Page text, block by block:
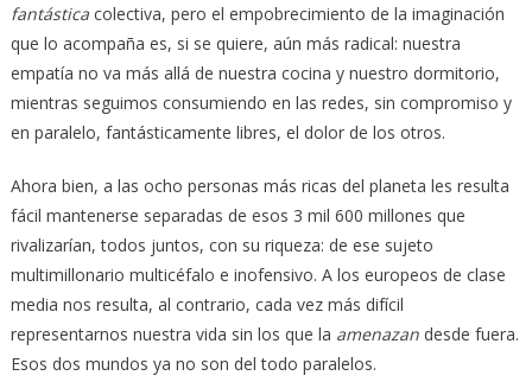
fantásticacolectiva, pero el empobrecimiento de la imaginación
que lo acompaña es, si se quiere, aún más radical: nuestra
empatía no va más allá de nuestra cocina y nuestro dormitorio,
mientras seguimos consumiendo en las redes, sin compromiso y
en paralelo, fantásticamente libres, el dolor de los otros.
Ahora bien, a las ocho personas más ricas del planeta les resulta
fácil mantenerse separadas de esos 3 mil 600 millones que
rivalizarían, todos juntos, con su riqueza: de ese sujeto
multimillonario multicéfalo e inofensivo. A los europeos de clase
media nos resulta, al contrario, cada vez más difícil
representarnos nuestra vida sin los que la amenazandesde fuera.
Esos dos mundos ya no son del todo paralelos.